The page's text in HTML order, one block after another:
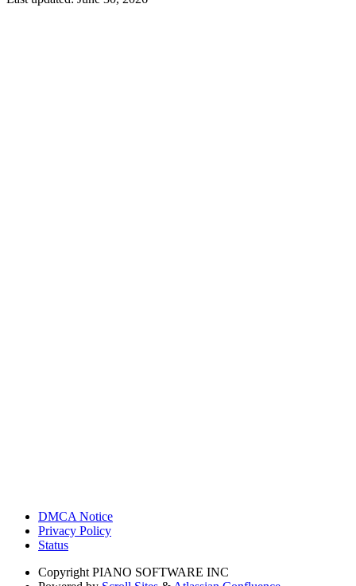
DMCA Notice
Privacy Policy
Status
Copyright PIANO SOFTWARE INC